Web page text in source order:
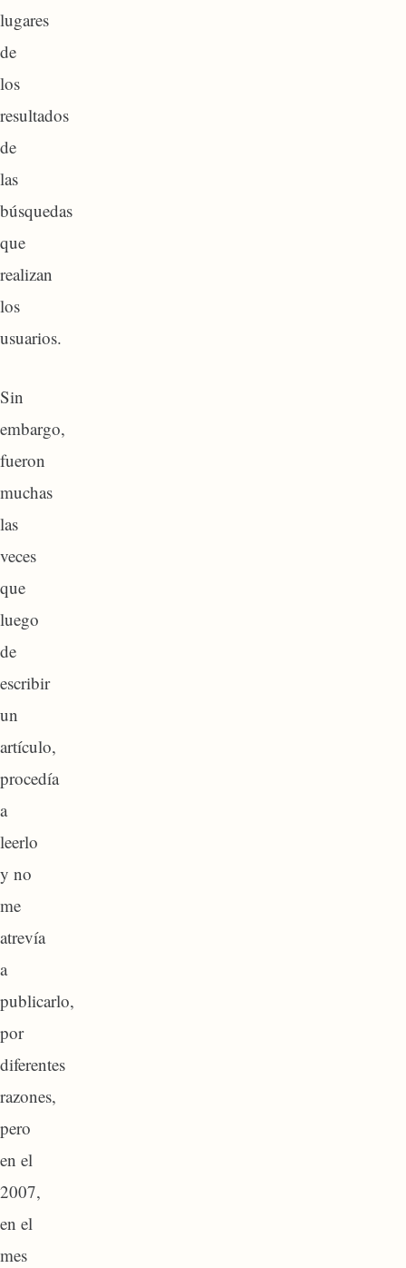
lugares
de
los
resultados
de
las
búsquedas
que
realizan
los
usuarios.
Sin
embargo,
fueron
muchas
las
veces
que
luego
de
escribir
un
artículo,
procedía
a
leerlo
y no
me
atrevía
a
publicarlo,
por
diferentes
razones,
pero
en el
2007,
en el
mes